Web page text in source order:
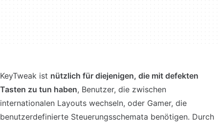
KeyTweak ist nützlich für diejenigen, die mit defekten
Tasten zu tun haben, Benutzer, die zwischen
internationalen Layouts wechseln, oder Gamer, die
benutzerdefinierte Steuerungsschemata benötigen. Durch